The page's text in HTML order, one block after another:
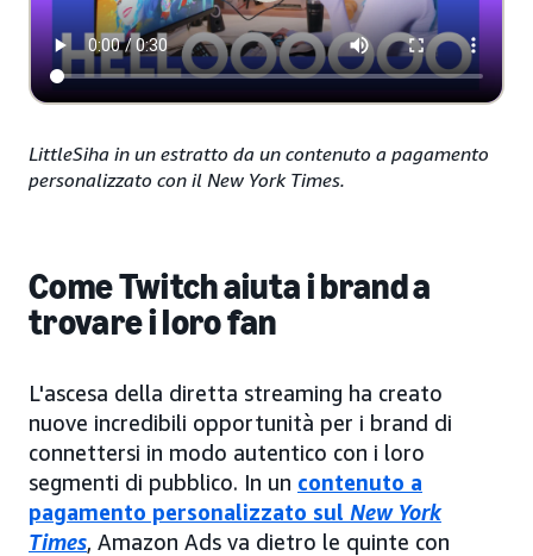
LittleSiha in un estratto da un contenuto a pagamento
personalizzato con il New York Times.
Come Twitch aiuta i brand a
trovare i loro fan
L'ascesa della diretta streaming ha creato
nuove incredibili opportunità per i brand di
connettersi in modo autentico con i loro
segmenti di pubblico. In un contenuto a
pagamento personalizzato sul New York
Times, Amazon Ads va dietro le quinte con